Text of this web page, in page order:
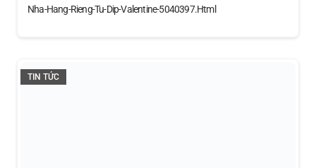
Nha-Hang-Rieng-Tu-Dip-Valentine-5040397.html
TIN TỨC